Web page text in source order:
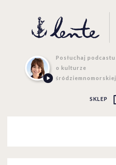
Posłuchaj podcastu
o kulturze
śródziemnomorskiej
SKLEP